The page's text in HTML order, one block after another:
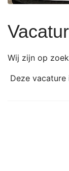
Wij zijn op
Deze